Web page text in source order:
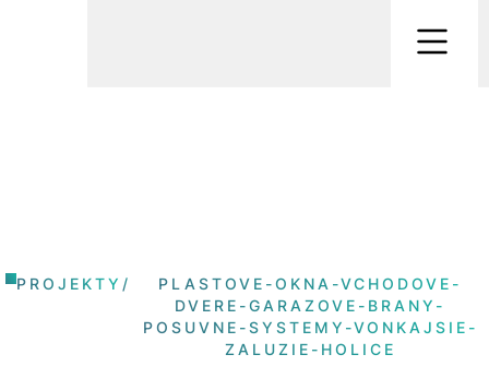
PROJEKTY /
PLASTOVE-OKNA-VCHODOVE-
DVERE-GARAZOVE-BRANY-
POSUVNE-SYSTEMY-VONKAJSIE-
ZALUZIE-HOLICE